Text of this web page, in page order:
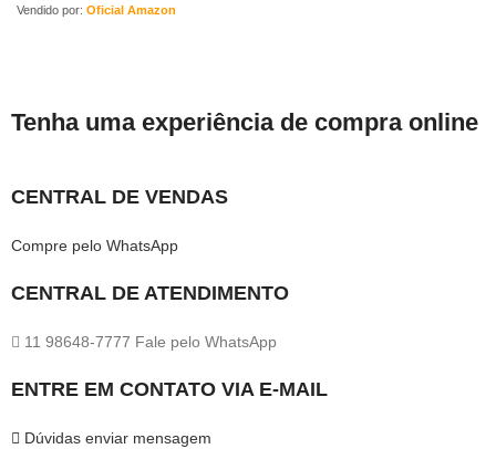
Vendido por: Oficial Amazon
Tenha uma experiência de compra online
CENTRAL DE VENDAS
Compre pelo WhatsApp
CENTRAL DE ATENDIMENTO
11 98648-7777 Fale pelo WhatsApp
ENTRE EM CONTATO VIA E-MAIL
Dúvidas enviar mensagem